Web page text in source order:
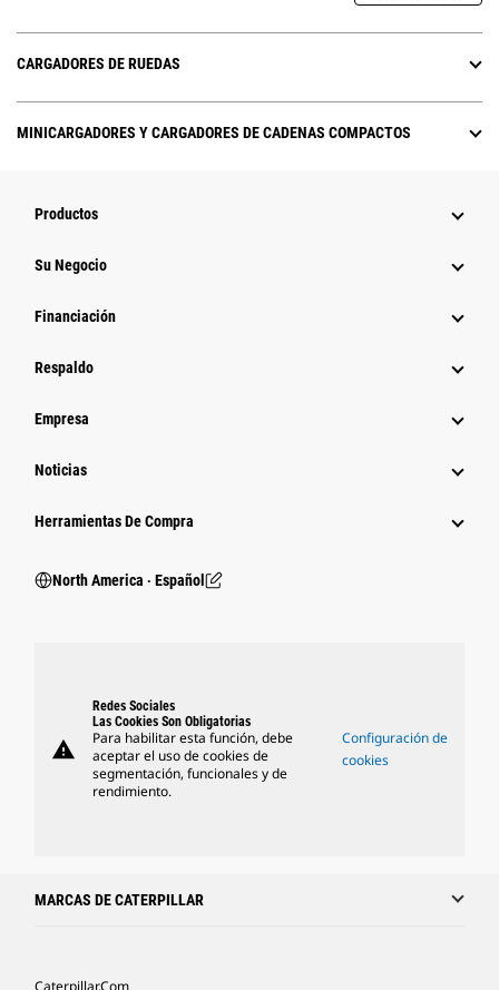
CARGADORES DE RUEDAS
MINICARGADORES Y CARGADORES DE CADENAS COMPACTOS
Productos
Su Negocio
Financiación
Respaldo
Empresa
Noticias
Herramientas De Compra
North America ‧ Español
warning
Redes Sociales
Las Cookies Son Obligatorias
Para habilitar esta función, debe
aceptar el uso de cookies de
segmentación, funcionales y de
rendimiento.
Configuración de
cookies
MARCAS DE CATERPILLAR
Caterpillar.com